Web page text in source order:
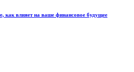
как влияет на ваше финансовое будущее